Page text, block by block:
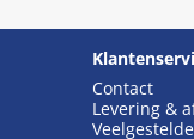
Contact
Levering &